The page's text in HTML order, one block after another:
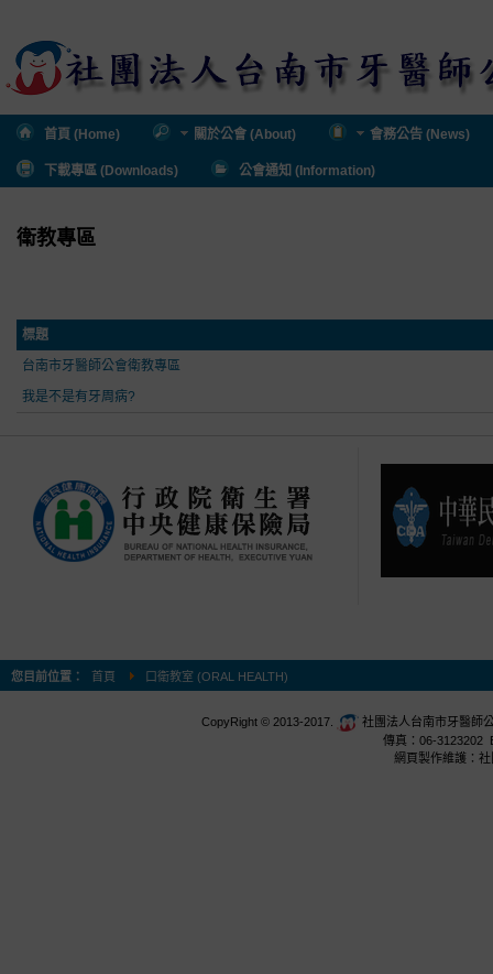
首頁 (Home) 關於公會 (About) 會務公告 (News)
下載專區 (Downloads) 公會通知 (Information)
衛教專區
標題
台南市牙醫師公會衛教專區
我是不是有牙周病?
您目前位置： 首頁 口衛教室 (ORAL HEALTH)
CopyRight © 2013-2017.
社團法人台南市牙醫師
傳真：06-3123202
網頁製作維護：